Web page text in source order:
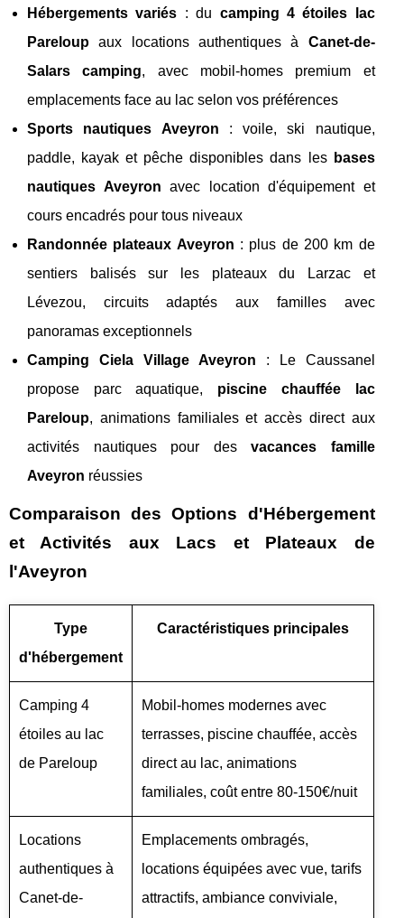
Hébergements variés : du camping 4 étoiles lac
Pareloup aux locations authentiques à Canet-de-
Salars camping, avec mobil-homes premium et
emplacements face au lac selon vos préférences
Sports nautiques Aveyron : voile, ski nautique,
paddle, kayak et pêche disponibles dans les bases
nautiques Aveyron avec location d'équipement et
cours encadrés pour tous niveaux
Randonnée plateaux Aveyron : plus de 200 km de
sentiers balisés sur les plateaux du Larzac et
Lévezou, circuits adaptés aux familles avec
panoramas exceptionnels
Camping Ciela Village Aveyron : Le Caussanel
propose parc aquatique, piscine chauffée lac
Pareloup, animations familiales et accès direct aux
activités nautiques pour desvacances famille
Aveyron réussies
Comparaison des Options d'Hébergement
et Activités aux Lacs et Plateaux de
l'Aveyron
Type
d'hébergement
Caractéristiques principales
Camping 4
étoiles au lac
de Pareloup
Mobil-homes modernes avec
terrasses, piscine chauffée, accès
direct au lac, animations
familiales, coût entre 80-150€/nuit
Locations
authentiques à
Canet-de-
Emplacements ombragés,
locations équipées avec vue, tarifs
attractifs, ambiance conviviale,